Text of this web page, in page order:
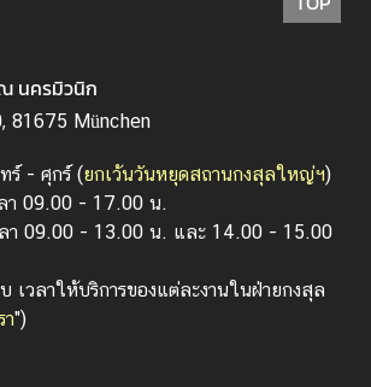
นครมิวนิก
81675 München
ร์ - ศุกร์ (ยกเว้นวันหยุดสถานกงสุลใหญ่ฯ)
า 09.00 - 17.00 น.
า 09.00 - 13.00 น. และ 14.00 - 15.00
เวลาให้บริการของแต่ละงานในฝ่ายกงสุล
า")